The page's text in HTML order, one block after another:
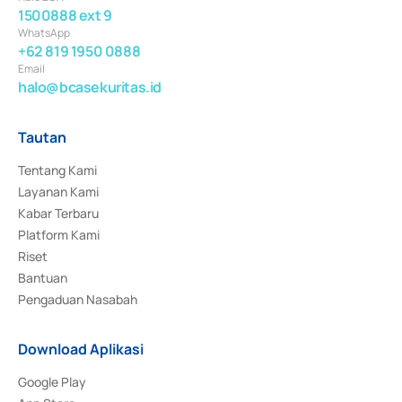
1500888 ext 9
WhatsApp
+62 819 1950 0888
Email
halo@bcasekuritas.id
Tautan
Tentang Kami
Layanan Kami
Kabar Terbaru
Platform Kami
Riset
Bantuan
Pengaduan Nasabah
Download Aplikasi
Google Play